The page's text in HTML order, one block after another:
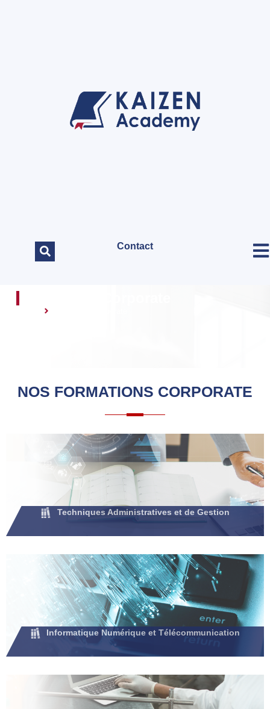
Contact
NOS FORMATIONS CORPORATE
Techniques Administratives et de Gestion
Informatique Numérique et Télécommunication